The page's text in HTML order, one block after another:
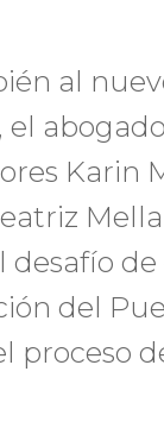
al
Karin
Mella
desafío de
del
proceso